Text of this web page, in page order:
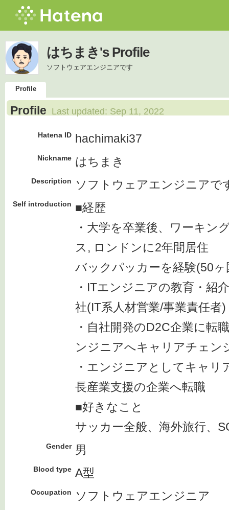
はちまき's Profile
ソフトウェアエンジニアです
Profile
Profile Last updated: Sep 11, 2022
Hatena ID hachimaki37
Nickname はちまき
Description ソフトウェアエンジニアで
Self introduction ■経歴
・大学を卒業後、ワーキン
ス, ロンドンに2年間居住
バックパッカーを経験(50
・ITエンジニアの教育・紹
社(IT系人材営業/事業責任者)
・自社開発のD2C企業に転
ンジニアへキャリアチェン
・エンジニアとしてキャリ
長産業支援の企業へ転職
■好きなこと
サッカー全般、海外旅行、
Gender 男
Blood type A型
Occupation ソフトウェアエンジニア